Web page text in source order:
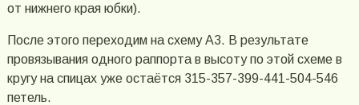
от нижнего края юбки).
После этого переходим на схему А3. В результате
провязывания одного раппорта в высоту по этой схеме в
кругу на спицах уже остаётся 315-357-399-441-504-546
петель.